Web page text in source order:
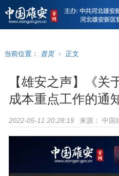
当前位置： 首页 > 正文
【雄安之声】《
成本重点工作的通
2022-05-11 20:28:19 来源： 中国